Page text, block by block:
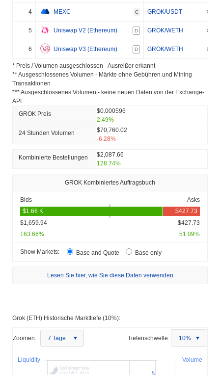
4 MEXC C GROK/USDT
5 Uniswap V2 (Ethereum) D GROK/WETH
6 Uniswap V3 (Ethereum) D GROK/WETH
* Preis / Volumen ausgeschlossen - Ausreißer erkannt
** Ausgeschlossenes Volumen - Märkte ohne Gebühren und Mining
Transaktionen
*** Ausgeschlossenes Volumen - keine neuen Daten von der Exchange-
API
GROK Preis
$0.000596
2.49%
24 Stunden Volumen
$70,760.02
-6.28%
Kombinierte Bestellungen
$2,087.66
128.74%
GROK Kombiniertes Auftragsbuch
Bids Asks
$1,659.94
$427.73
163.66%
51.09%
Show Markets: Base and Quote Base only
Lesen Sie hier, wie Sie diese Daten verwenden
Grok (ETH) Historische Markttiefe (10%):
Zoomen: 7 Tage Tiefenschwelle: 10%
Volume
Liquidity